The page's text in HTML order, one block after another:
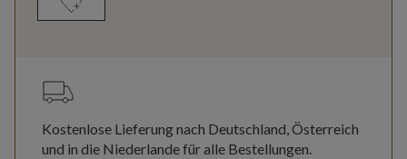
Kostenlose Lieferung nach Deutschland, Österreich
und in die Niederlande für alle Bestellungen.